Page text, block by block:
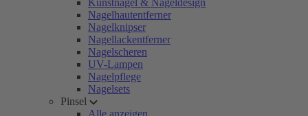
Kunstnägel & Nageldesign
Nagelhautentferner
Nagelknipser
Nagellackentferner
Nagelscheren
UV-Lampen
Nagelpflege
Nagelsets
Pinsel
Alle anzeigen